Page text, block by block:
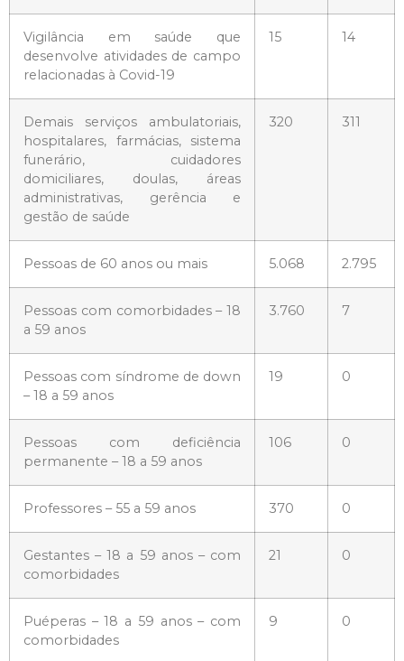
Vigilância em saúde que
desenvolve atividades de campo
relacionadas à Covid-19
15 14
Demais serviços ambulatoriais,
hospitalares, farmácias, sistema
funerário, cuidadores
domiciliares, doulas, áreas
administrativas, gerência e
gestão de saúde
320 311
Pessoas de 60 anos ou mais 5.068 2.795
Pessoas com comorbidades – 18
a 59 anos
3.760 7
Pessoas com síndrome de down
– 18 a 59 anos
19 0
Pessoas com deficiência
permanente – 18 a 59 anos
106 0
Professores – 55 a 59 anos 370 0
Gestantes – 18 a 59 anos – com
comorbidades
21 0
Puéperas – 18 a 59 anos – com
comorbidades
9 0